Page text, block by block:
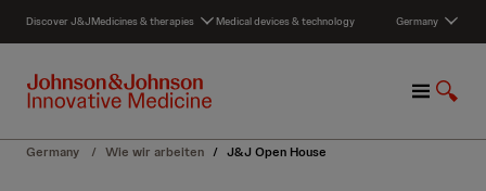
c
Discover J&JMedicines & therapies Medical devices & technology Germany
M
n
S
o
Germany / Wie wir arbeiten / J&J Open House